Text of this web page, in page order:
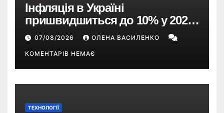
Інфляція в Україні
пришвидшиться до 10% у 2026
році — прогноз НБУ
07/08/2026 ОЛЕНА ВАСИЛЕНКО
КОМЕНТАРІВ НЕМАЄ
ТЕХНОЛОГІЇ